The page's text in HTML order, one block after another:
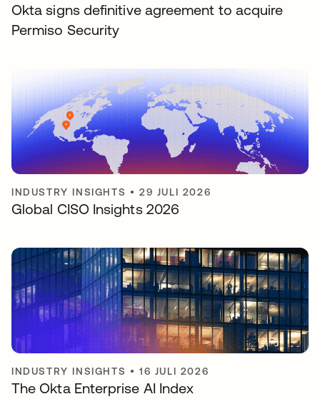
Okta signs definitive agreement to acquire
Permiso Security
INDUSTRY INSIGHTS •29 JULI 2026
Global CISO Insights 2026
INDUSTRY INSIGHTS •16 JULI 2026
The Okta Enterprise AI Index